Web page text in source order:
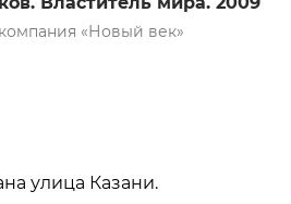
«Новый век»
улица Казани.